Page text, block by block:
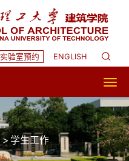
实验室预约 ENGLISH
>学生工作